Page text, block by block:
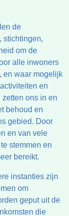
de
stichtingen,
om de
alle inwoners
en waar mogelijk
en
zetten ons in en
behoud en
gebied. Door
en van vele
stemmen en
bereikt.
instanties zijn
om
geput uit de
die